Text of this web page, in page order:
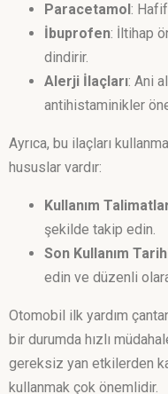
Paracetamol :
İbuprofen: İltihap
dindirir.
Alerji İlaçları: Ani
antihistaminikler
Ayrıca, bu ilaçları
hususlar vardır:
Kullanım
şekilde takip edin.
Son Kullanım
edin ve düzenli
Otomobil ilk yardım
bir durumda hızlı
gereksiz yan etkilerden
kullanmak çok önemlidir.